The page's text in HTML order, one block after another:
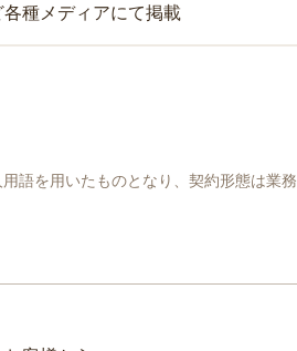
種メディアにて掲載
語を用いたものとなり、契約形態は業務